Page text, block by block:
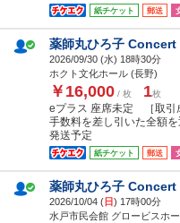
紙チケット 郵送
薬師丸ひろ子
2026/09/30 (水) 18時30分
ホクト文化ホール (長野)
￥16,000 / 枚 1枚
eプラス 座席未定 ［取引
手数料を差し引いた全額
発送予定
紙チケット 郵送
薬師丸ひろ子
2026/10/04 (日) 17時00分
水戸市民会館 グロービスホ